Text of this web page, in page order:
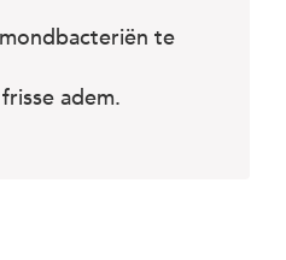
te
adem.